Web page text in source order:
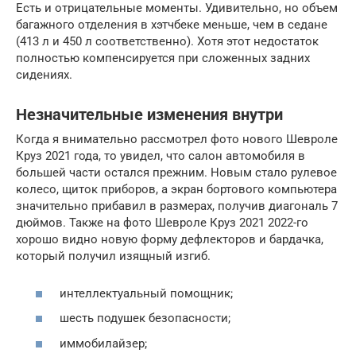
Есть и отрицательные моменты. Удивительно, но объем
багажного отделения в хэтчбеке меньше, чем в седане
(413 л и 450 л соответственно). Хотя этот недостаток
полностью компенсируется при сложенных задних
сидениях.
Незначительные изменения внутри
Когда я внимательно рассмотрел фото нового Шевроле
Круз 2021 года, то увидел, что салон автомобиля в
большей части остался прежним. Новым стало рулевое
колесо, щиток приборов, а экран бортового компьютера
значительно прибавил в размерах, получив диагональ 7
дюймов. Также на фото Шевроле Круз 2021 2022-го
хорошо видно новую форму дефлекторов и бардачка,
который получил изящный изгиб.
интеллектуальный помощник;
шесть подушек безопасности;
иммобилайзер;